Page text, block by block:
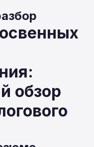
обзор